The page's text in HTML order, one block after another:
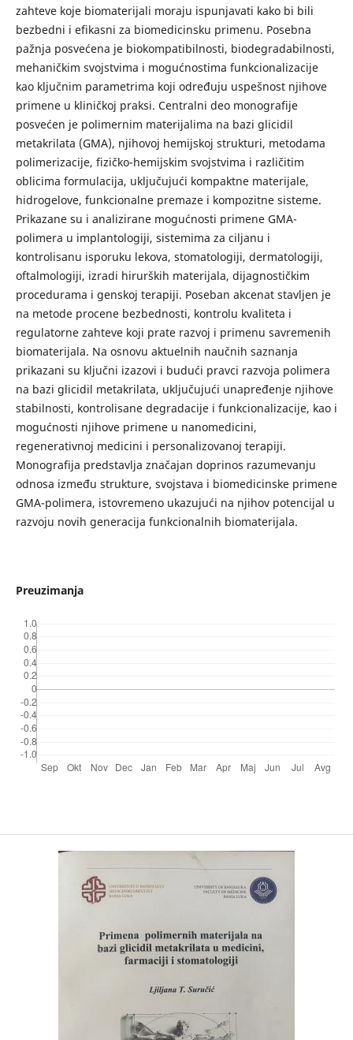
zahteve koje biomaterijali moraju ispunjavati kako bi bili
bezbedni i efikasni za biomedicinsku primenu. Posebna
pažnja posvećena je biokompatibilnosti, biodegradabilnosti,
mehaničkim svojstvima i mogućnostima funkcionalizacije
kao ključnim parametrima koji određuju uspešnost njihove
primene u kliničkoj praksi. Centralni deo monografije
posvećen je polimernim materijalima na bazi glicidil
metakrilata (GMA), njihovoj hemijskoj strukturi, metodama
polimerizacije, fizičko-hemijskim svojstvima i različitim
oblicima formulacija, uključujući kompaktne materijale,
hidrogelove, funkcionalne premaze i kompozitne sisteme.
Prikazane su i analizirane mogućnosti primene GMA-
polimera u implantologiji, sistemima za ciljanu i
kontrolisanu isporuku lekova, stomatologiji, dermatologiji,
oftalmologiji, izradi hirurških materijala, dijagnostičkim
procedurama i genskoj terapiji. Poseban akcenat stavljen je
na metode procene bezbednosti, kontrolu kvaliteta i
regulatorne zahteve koji prate razvoj i primenu savremenih
biomaterijala. Na osnovu aktuelnih naučnih saznanja
prikazani su ključni izazovi i budući pravci razvoja polimera
na bazi glicidil metakrilata, uključujući unapređenje njihove
stabilnosti, kontrolisane degradacije i funkcionalizacije, kao i
mogućnosti njihove primene u nanomedicini,
regenerativnoj medicini i personalizovanoj terapiji.
Monografija predstavlja značajan doprinos razumevanju
odnosa između strukture, svojstava i biomedicinske primene
GMA-polimera, istovremeno ukazujući na njihov potencijal u
razvoju novih generacija funkcionalnih biomaterijala.
Preuzimanja